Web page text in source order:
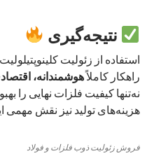
نتیجه‌گیری
راهکار کاملاًهوشمندانه،
نه‌تنها کیفیت فلزات نهایی را
هزینه‌های تولید نیز نقش مهمی
فروش زئولیت ذوب فلزات و فولاد